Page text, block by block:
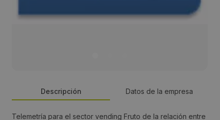
Descripción Datos de la empresa
Telemetría para el sector vending Fruto de la relación entre